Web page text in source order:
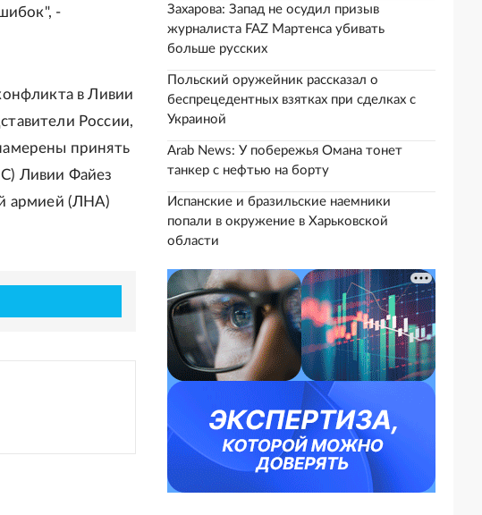
-
в Ливии
России,
принять
Ливии Файез
армией (ЛНА)
Захарова: Запад не осудил призыв
журналиста FAZ Мартенса убивать
больше русских
Польский оружейник рассказал о
беспрецедентных взятках при сделках с
Украиной
Arab News: У побережья Омана тонет
танкер с нефтью на борту
Испанские и бразильские наемники
попали в окружение в Харьковской
области